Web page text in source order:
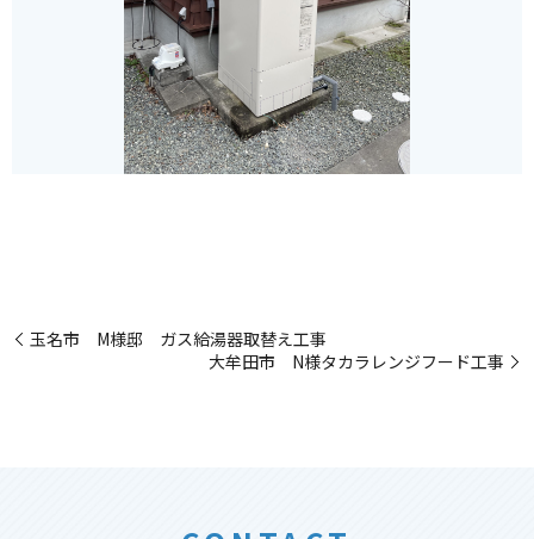
玉名市 M様邸 ガス給湯器取替え工事
大牟田市 N様タカラレンジフード工事